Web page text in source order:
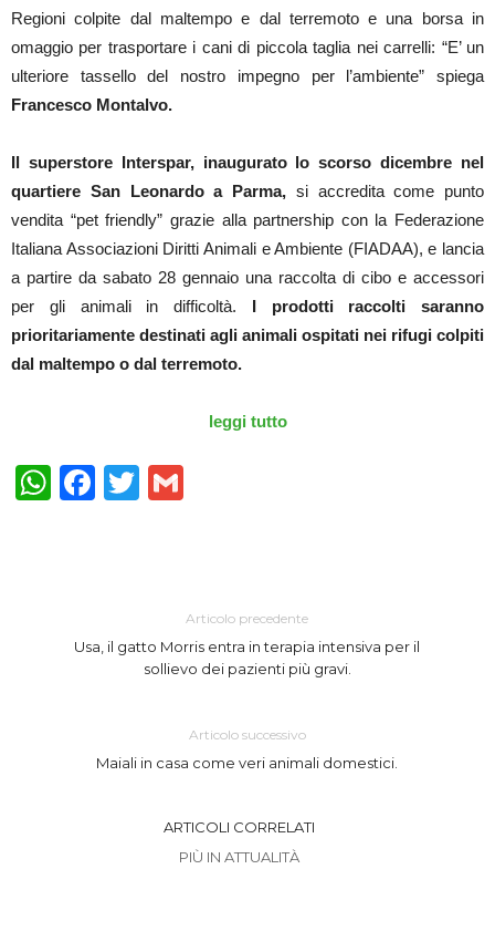
Regioni colpite dal maltempo e dal terremoto e una borsa in
omaggio per trasportare i cani di piccola taglia nei carrelli: “E’ un
ulteriore tassello del nostro impegno per l’ambiente” spiega
Francesco Montalvo.
Il superstore Interspar, inaugurato lo scorso dicembre nel
quartiere San Leonardo a Parma, si accredita come punto
vendita “pet friendly” grazie alla partnership con la Federazione
Italiana Associazioni Diritti Animali e Ambiente (FIADAA), e lancia
a partire da sabato 28 gennaio una raccolta di cibo e accessori
per gli animali in difficoltà. I prodotti raccolti saranno
prioritariamente destinati agli animali ospitati nei rifugi colpiti
dal maltempo o dal terremoto.
leggi tutto
WhatsApp
Facebook
Twitter
Articolo precedente
Usa, il gatto Morris entra in terapia intensiva per il
sollievo dei pazienti più gravi.
Articolo successivo
Maiali in casa come veri animali domestici.
ARTICOLI CORRELATI
PIÙ IN ATTUALITÀ